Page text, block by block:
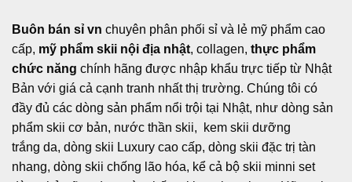
Buôn bán sỉ vn chuyên phân phối sỉ và lẻ mỹ phẩm cao
cấp, mỹ phẩm skii nội địa nhật, collagen, thực phẩm
chức năng chính hãng được nhập khẩu trực tiếp từ Nhật
Bản với giá cả cạnh tranh nhất thị trường. Chúng tôi có
đầy đủ các dòng sản phẩm nổi trội tại Nhật, như dòng sản
phẩm skii cơ bản, nước thần skii, kem skii dưỡng
trắng da, dòng skii Luxury cao cấp, dòng skii đặc trị tàn
nhang, dòng skii chống lão hóa, kể cả bộ skii minni set